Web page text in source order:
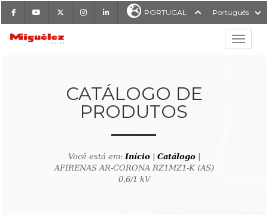
FacebookYoutube InstagramLinkedIn PORTUGAL Português
Miguélez Cabos
CATÁLOGO DE
PRODUTOS
Você está em:Início| Catálogo|
AFIRENAS AR-CORONA RZ1MZ1-K (AS)
0,6/1 kV